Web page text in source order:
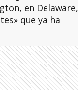
en Delaware,
que ya ha